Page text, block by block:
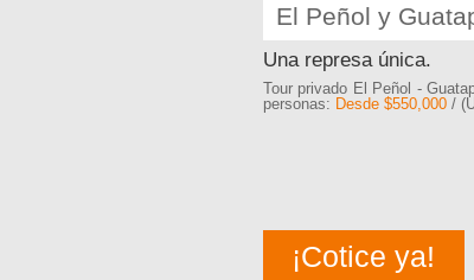
El Peñol y
Una represa única.
Tour privado El Peñol -
personas: Desde $550,000/
¡Cotice ya!